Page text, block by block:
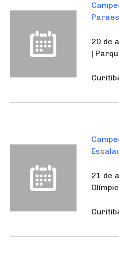
20 de
|
21 de